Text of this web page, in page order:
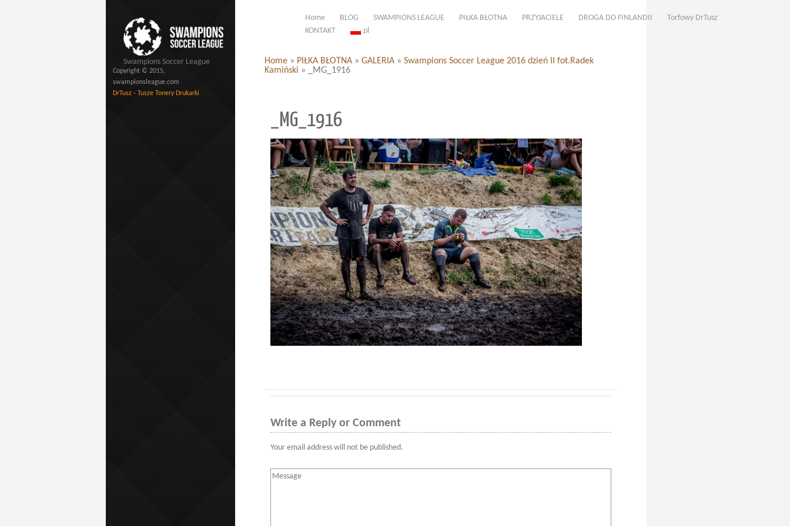
Swampions Soccer League
Home BLOG SWAMPIONS LEAGUE PIŁKA BŁOTNA PRZYJACIELE DROGA DO FINLANDII
Torfowy DrTusz
KONTAKT
pl
Home » PIŁKA BŁOTNA » GALERIA » Swampions Soccer League 2016 dzień II fot.Radek
Kamiński » _MG_1916
_MG_1916
Write a Reply or Comment
Your email address will not be published.
Copyright © 2015,
swampionsleague.com
DrTusz - Tusze Tonery Drukarki